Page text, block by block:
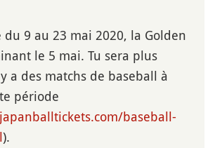
du 9 au 23 mai 2020, la Golden
le 5 mai. Tu sera plus
a des matchs de baseball à
période
baseball-
).